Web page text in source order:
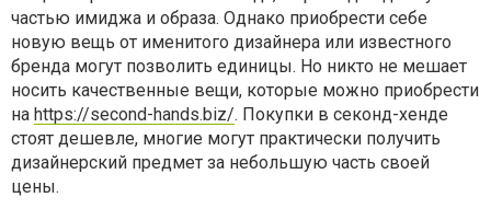
частью имиджа и образа. Однако приобрести себе
новую вещь от именитого дизайнера или известного
бренда могут позволить единицы. Но никто не мешает
носить качественные вещи, которые можно приобрести
на https://second-hands.biz/. Покупки в секонд-хенде
стоят дешевле, многие могут практически получить
дизайнерский предмет за небольшую часть своей
цены.